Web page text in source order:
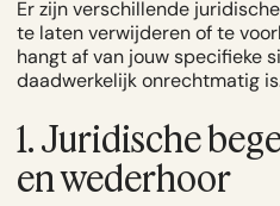
Er zijn verschillende
te laten verwijderen of te
hangt af van jouw specifieke
daadwerkelijk onrechtmatig
1. Juridische
en wederhoor